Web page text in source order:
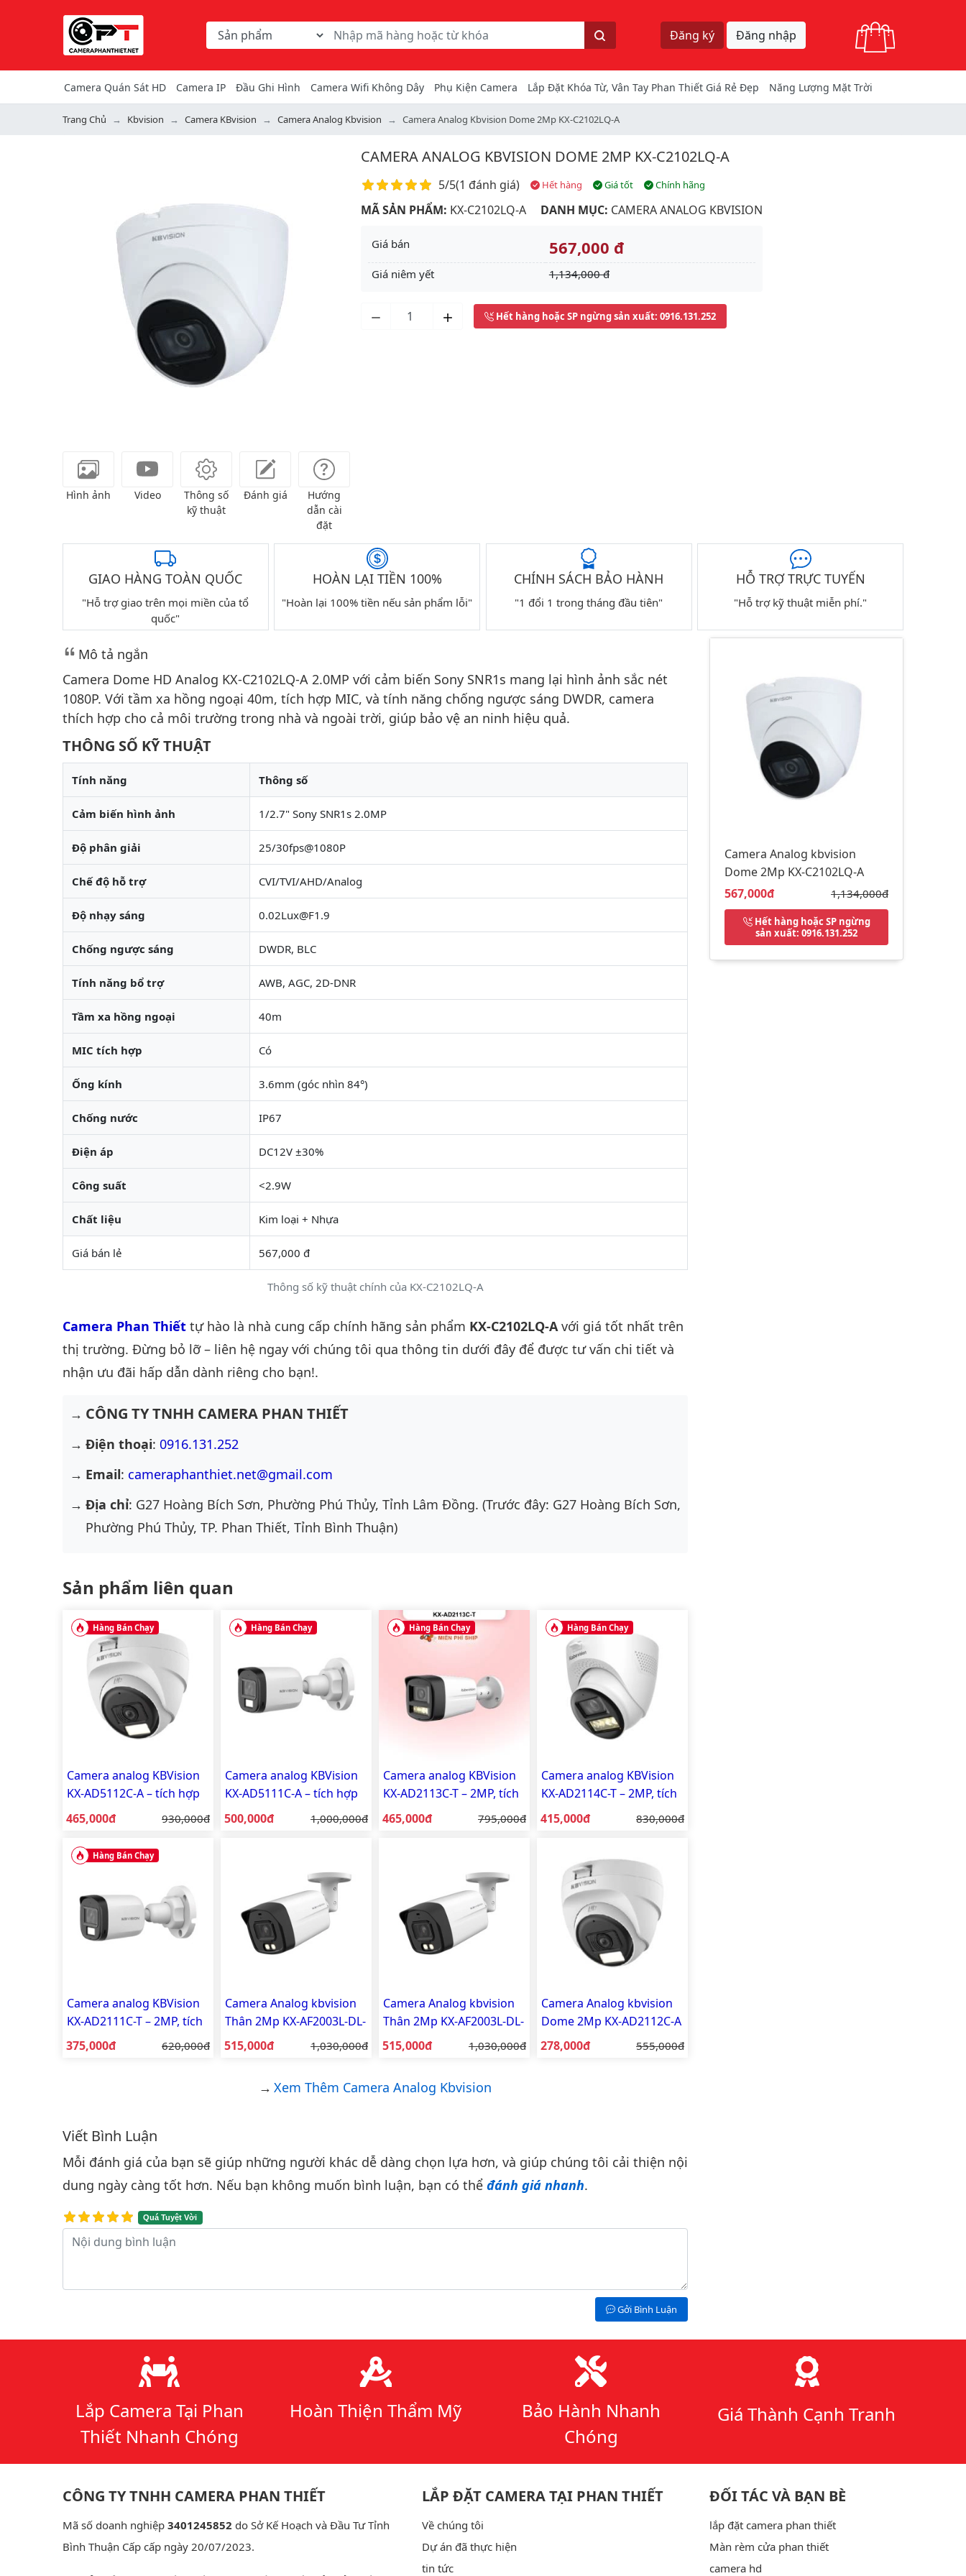
Chọn danh mục tìm kiếm
Từ khóa hoặc mã hàng
Tìm kiếm
Đăng ký Đăng nhập
Camera Quán Sát HD Camera IP Đầu Ghi Hình Camera Wifi Không Dây Phụ Kiện Camera Lắp Đặt Khóa Từ, Vân Tay Phan Thiết Giá Rẻ Đẹp Năng Lượng Mặt Trời
Trang Chủ Kbvision Camera KBvision Camera Analog Kbvision Camera Analog Kbvision Dome 2Mp KX-C2102LQ-A
Previous
Hình ảnh Video
Thông số
kỹ thuật
Đánh giá
Hướng
dẫn cài
đặt
CAMERA ANALOG KBVISION DOME 2MP KX-C2102LQ-A
Điểm đánh giá
5/5(1 đánh giá) Hết hàng Giá tốt Chính hãng
MÃ SẢN PHẨM: KX-C2102LQ-A DANH MỤC: CAMERA ANALOG KBVISION
Giá bán 567,000 đ
Giá niêm yết 1,134,000 đ
Hết hàng hoặc SP ngừng sản xuất: 0916.131.252
GIAO HÀNG TOÀN QUỐC
"Hỗ trợ giao trên mọi miền của tổ
quốc"
HOÀN LẠI TIỀN 100%
"Hoàn lại 100% tiền nếu sản phẩm lỗi"
CHÍNH SÁCH BẢO HÀNH
"1 đổi 1 trong tháng đầu tiên"
HỖ TRỢ TRỰC TUYẾN
"Hỗ trợ kỹ thuật miễn phí."
Mô tả ngắn
Camera Dome HD Analog KX-C2102LQ-A 2.0MP với cảm biến Sony SNR1s mang lại hình ảnh sắc nét
1080P. Với tầm xa hồng ngoại 40m, tích hợp MIC, và tính năng chống ngược sáng DWDR, camera
thích hợp cho cả môi trường trong nhà và ngoài trời, giúp bảo vệ an ninh hiệu quả.
THÔNG SỐ KỸ THUẬT
Thông số kỹ thuật chính của KX-C2102LQ-A
Tính năng Thông số
Cảm biến hình ảnh 1/2.7" Sony SNR1s 2.0MP
Độ phân giải 25/30fps@1080P
Chế độ hỗ trợ CVI/TVI/AHD/Analog
Độ nhạy sáng 0.02Lux@F1.9
Chống ngược sáng DWDR, BLC
Tính năng bổ trợ AWB, AGC, 2D-DNR
Tầm xa hồng ngoại 40m
MIC tích hợp Có
Ống kính 3.6mm (góc nhìn 84°)
Chống nước IP67
Điện áp DC12V ±30%
Công suất <2.9W
Chất liệu Kim loại + Nhựa
Giá bán lẻ 567,000 đ
Camera Phan Thiết tự hào là nhà cung cấp chính hãng sản phẩm KX-C2102LQ-Avới giá tốt nhất trên
thị trường. Đừng bỏ lỡ – liên hệ ngay với chúng tôi qua thông tin dưới đây để được tư vấn chi tiết và
nhận ưu đãi hấp dẫn dành riêng cho bạn!.
CÔNG TY TNHH CAMERA PHAN THIẾT
Điện thoại: 0916.131.252
Email: cameraphanthiet.net@gmail.com
Địa chỉ: G27 Hoàng Bích Sơn, Phường Phú Thủy, Tỉnh Lâm Đồng. (Trước đây: G27 Hoàng Bích Sơn,
Phường Phú Thủy, TP. Phan Thiết, Tỉnh Bình Thuận)
Sản phẩm liên quan
Hàng Bán Chạy
Camera analog KBVision
KX-AD5112C-A – tích hợp
mic, vỏ nhựa
Giá bán:
465,000đ Giá gốc:
930,000đ
Hàng Bán Chạy
Camera analog KBVision
KX-AD5111C-A – tích hợp
mic, vỏ nhựa
Giá bán:
500,000đ Giá gốc:
1,000,000đ
Hàng Bán Chạy
Camera analog KBVision
KX-AD2113C-T – 2MP, tích
hợp mic, vỏ nhựa
Giá bán:
465,000đ Giá gốc:
795,000đ
Hàng Bán Chạy
Camera analog KBVision
KX-AD2114C-T – 2MP, tích
hợp mic, vỏ nhựa
Giá bán:
415,000đ Giá gốc:
830,000đ
Hàng Bán Chạy
Camera analog KBVision
KX-AD2111C-T – 2MP, tích
hợp mic, vỏ nhựa
Giá bán:
375,000đ Giá gốc:
620,000đ
Camera Analog kbvision
Thân 2Mp KX-AF2003L-DL-
A-VN
Giá bán:
515,000đ Giá gốc:
1,030,000đ
Camera Analog kbvision
Thân 2Mp KX-AF2003L-DL-
A
Giá bán:
515,000đ Giá gốc:
1,030,000đ
Camera Analog kbvision
Dome 2Mp KX-AD2112C-A
Giá bán:
278,000đ Giá gốc:
555,000đ
Xem Thêm Camera Analog Kbvision
Bình luận & Đánh giá
Viết Bình Luận
Mỗi đánh giá của bạn sẽ giúp những người khác dễ dàng chọn lựa hơn, và giúp chúng tôi cải thiện nội
dung ngày càng tốt hơn. Nếu bạn không muốn bình luận, bạn có thể đánh giá nhanh.
Quá Tuyệt Vời
Nội dung bình luận
Gởi Bình Luận
Camera Analog kbvision
Dome 2Mp KX-C2102LQ-A
Giá bán:
567,000đ Giá gốc:
1,134,000đ
Hết hàng hoặc SP ngừng
sản xuất: 0916.131.252
Lý do chọn chúng tôi
Lắp Camera Tại Phan
Thiết Nhanh Chóng
Hoàn Thiện Thẩm Mỹ
Bảo Hành Nhanh
Chóng
Giá Thành Cạnh Tranh
CÔNG TY TNHH CAMERA PHAN THIẾT
Mã số doanh nghiệp 3401245852 do Sở Kế Hoạch và Đầu Tư Tỉnh
Bình Thuận Cấp cấp ngày 20/07/2023.
LẮP ĐẶT CAMERA TẠI PHAN THIẾT
Về chúng tôi
Dự án đã thực hiện
tin tức
ĐỐI TÁC VÀ BẠN BÈ
lắp đặt camera phan thiết
Màn rèm cửa phan thiết
camera hd